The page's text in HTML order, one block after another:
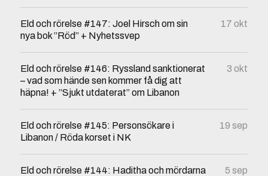
Eld och rörelse #147: Joel Hirsch om sin
nya bok ”Röd” + Nyhetssvep
17 okt
Eld och rörelse #146: Ryssland sanktionerat
– vad som hände sen kommer få dig att
häpna! + ”Sjukt utdaterat” om Libanon
3 okt
Eld och rörelse #145: Personsökare i
Libanon / Röda korset i NK
19 sep
Eld och rörelse #144: Haditha och mördarna
5 sep